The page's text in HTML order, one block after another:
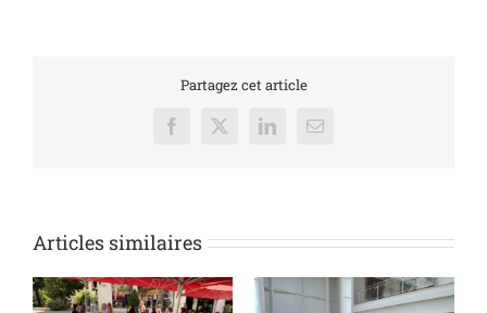
Partagez cet article
Facebook
X LinkedInEmail
Articles similaires